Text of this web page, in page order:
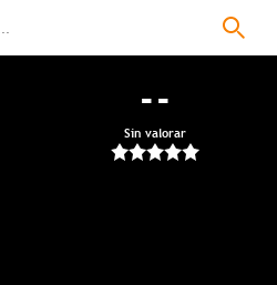
--
Sin valorar